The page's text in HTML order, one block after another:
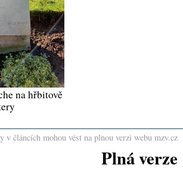
na hřbitově
v článcích mohou vést na plnou verzi webu mzv.cz
Plná verze